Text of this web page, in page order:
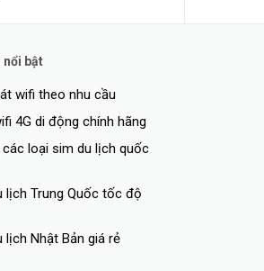
nổi bật
wifi theo nhu cầu
4G di động chính hãng
loại sim du lịch quốc
lịch Trung Quốc tốc độ
lịch Nhật Bản giá rẻ